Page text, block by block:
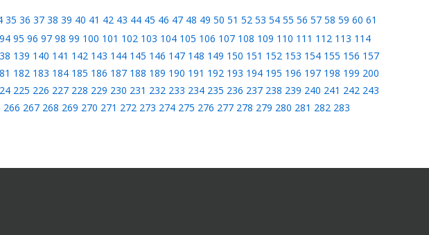
35 36 37 38 39 40 41 42 43 44 45 46 47 48 49 50 51 52 53 54 55 56 57 58 59 60 61
94 95 96 97 98 99 100 101 102 103 104 105 106 107 108 109 110 111 112 113 114
139 140 141 142 143 144 145 146 147 148 149 150 151 152 153 154 155 156 157
182 183 184 185 186 187 188 189 190 191 192 193 194 195 196 197 198 199 200
225 226 227 228 229 230 231 232 233 234 235 236 237 238 239 240 241 242 243
266 267 268 269 270 271 272 273 274 275 276 277 278 279 280 281 282 283